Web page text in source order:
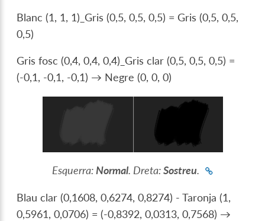
Blanc (1, 1, 1)_Gris (0,5, 0,5, 0,5) = Gris (0,5, 0,5,
0,5)
Gris fosc (0,4, 0,4, 0,4)_Gris clar (0,5, 0,5, 0,5) =
(-0,1, -0,1, -0,1) → Negre (0, 0, 0)
Esquerra:Normal. Dreta:Sostreu.
Blau clar (0,1608, 0,6274, 0,8274) - Taronja (1,
0,5961, 0,0706) = (-0,8392, 0,0313, 0,7568) →